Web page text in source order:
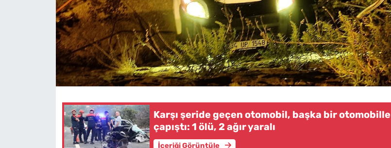
Karşı şeride geçen otomobil, başka bir otomobille
çapıştı: 1 ölü, 2 ağır yaralı
İçeriği Görüntüle